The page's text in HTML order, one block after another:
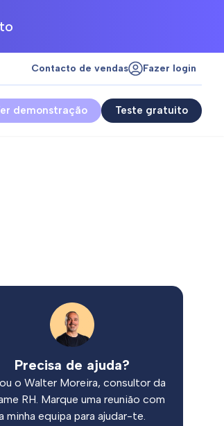
Contacto de vendas Fazer login
Teste gratuito
demonstração
Precisa de ajuda?
o Walter Moreira, consultor da
RH. Marque uma reunião com
minha equipa para ajudar-te.